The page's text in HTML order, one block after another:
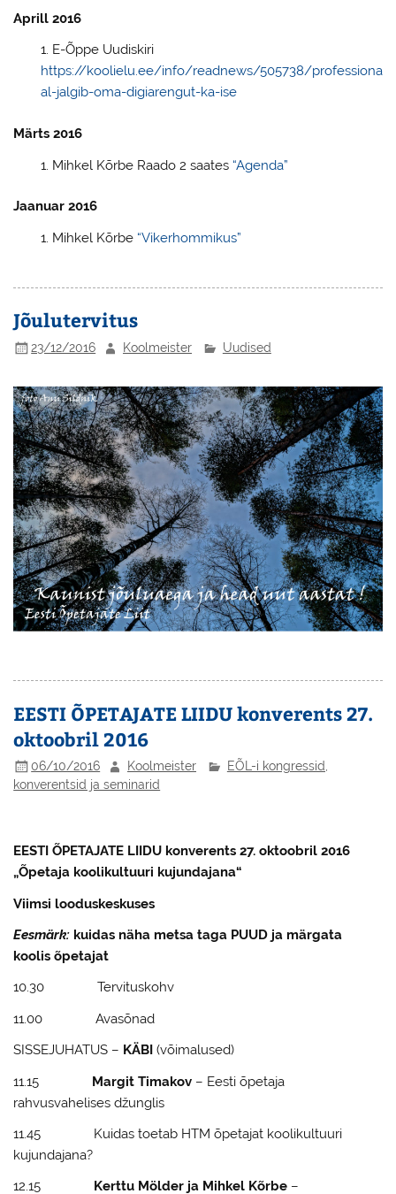
Aprill 2016
E-Õppe Uudiskiri
https://koolielu.ee/info/readnews/505738/professiona
al-jalgib-oma-digiarengut-ka-ise
Märts 2016
Mihkel Kõrbe Raado 2 saates“Agenda”
Jaanuar 2016
Mihkel Kõrbe “Vikerhommikus”
Jõulutervitus
23/12/2016 Koolmeister Uudised
EESTI ÕPETAJATE LIIDU konverents 27.
oktoobril 2016
06/10/2016 Koolmeister
EÕL-i kongressid,
konverentsid ja seminarid
EESTI ÕPETAJATE LIIDU konverents 27. oktoobril 2016
„Õpetaja koolikultuuri kujundajana“
Viimsi looduskeskuses
Eesmärk: kuidas näha metsa taga PUUD ja märgata
koolis õpetajat
10.30 Tervituskohv
11.00 Avasõnad
SISSEJUHATUS – KÄBI (võimalused)
11.15 Margit Timakov – Eesti õpetaja
rahvusvahelises džunglis
11.45 Kuidas toetab HTM õpetajat koolikultuuri
kujundajana?
12.15
Kerttu Mölder ja Mihkel Kõrbe –